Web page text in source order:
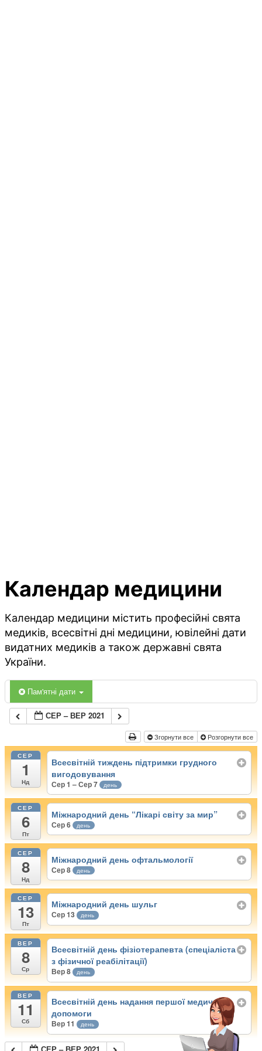
Календар медицини
Календар медицини містить професійні свята
медиків, всесвітні дні медицини, ювілейні дати
видатних медиків а також державні свята
України.
Пам'ятні дати
СЕР – ВЕР 2021
Згорнути все Розгорнути все
СЕР
1
Нд
Всесвітній тиждень підтримки грудного
вигодовування
Сер 1 – Сер 7 день
СЕР
6
Пт
Міжнародний день “Лікарі світу за мир”
Сер 6 день
СЕР
8
Нд
Міжнародний день офтальмології
Сер 8 день
СЕР
13
Пт
Міжнародний день шульг
Сер 13 день
ВЕР
8
Ср
Всесвітній день фізіотерапевта (спеціаліста
з фізичної реабілітації)
Вер 8 день
ВЕР
11
Сб
Всесвітній день надання першої медичної
допомоги
Вер 11 день